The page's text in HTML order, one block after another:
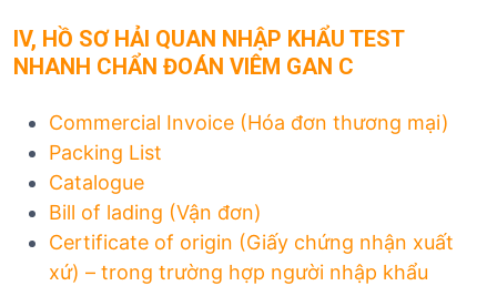
IV, HỒ SƠ HẢI QUAN NHẬP KHẨU TEST
NHANH CHẨN ĐOÁN VIÊM GAN C
Commercial Invoice (Hóa đơn thương mại)
Packing List
Catalogue
Bill of lading (Vận đơn)
Certificate of origin (Giấy chứng nhận xuất
xứ) – trong trường hợp người nhập khẩu